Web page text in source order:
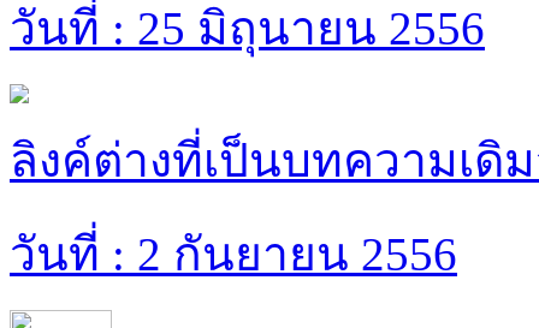
วันที่ : 25 มิถุนายน 2556
ลิงค์ต่างที่เป็นบทความเดิ
วันที่ : 2 กันยายน 2556